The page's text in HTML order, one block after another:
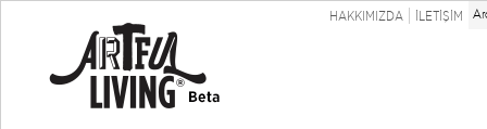
HAKKIMIZDA İLETİŞİM